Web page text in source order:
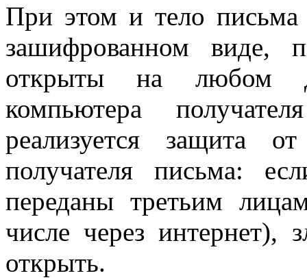
При этом и тело письма
зашифрованном виде,
открыты на любом
компьютера
реализуется защита
получателя письма:
переданы третьим
числе через интернет),
открыть.